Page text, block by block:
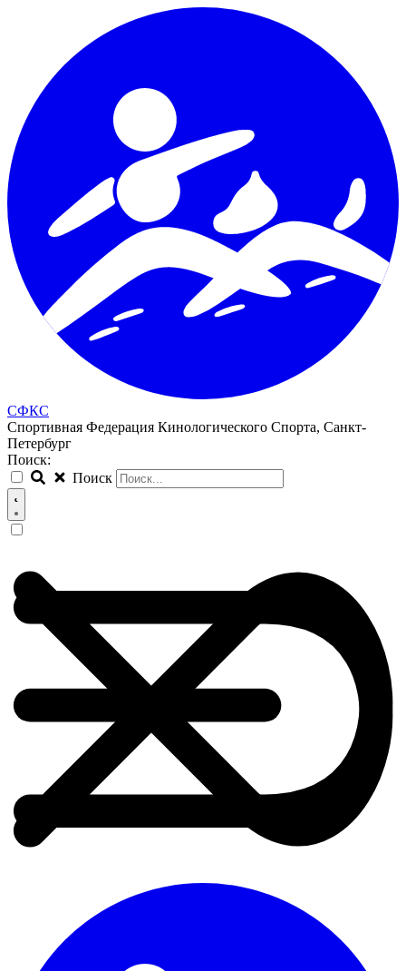
СФКС
Спортивная Федерация Кинологического Спорта, Санкт-
Петербург
Поиск:
Поиск